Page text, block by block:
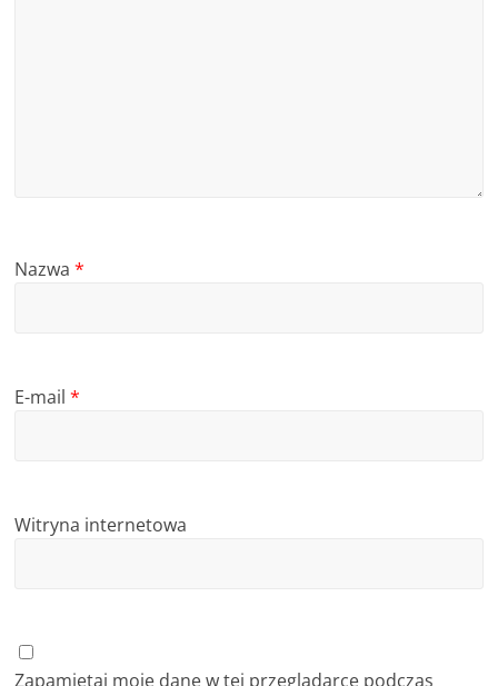
Nazwa*
E-mail*
Witryna internetowa
Zapamiętaj moje dane w tej przeglądarce podczas